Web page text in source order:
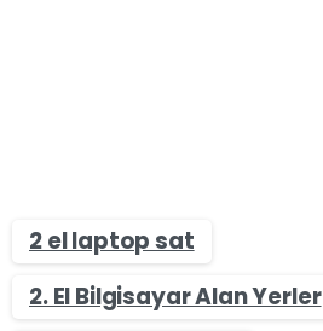
2 el laptop sat
2. El Bilgisayar Alan Yerler